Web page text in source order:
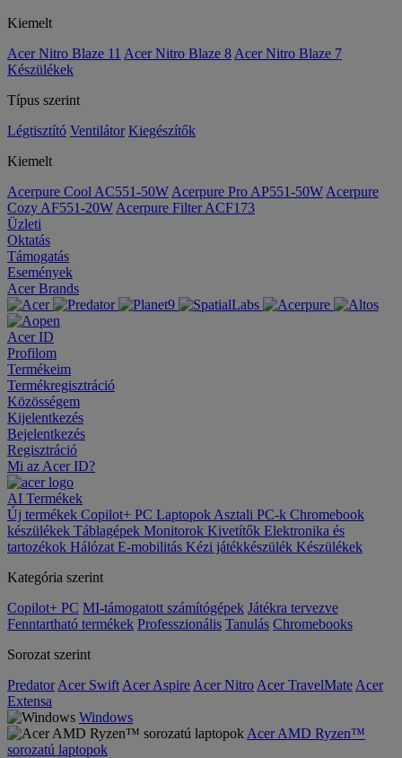
Kiemelt
Acer Nitro Blaze 11 Acer Nitro Blaze 8 Acer Nitro Blaze 7
Készülékek
Típus szerint
Légtisztító Ventilátor Kiegészítők
Kiemelt
Acerpure Cool AC551-50W Acerpure Pro AP551-50W Acerpure
Cozy AF551-20W Acerpure Filter ACF173
Üzleti
Oktatás
Támogatás
Események
Acer Brands
Acer ID
Profilom
Termékeim
Termékregisztráció
Közösségem
Kijelentkezés
Bejelentkezés
Regisztráció
Mi az Acer ID?
AI Termékek
Új termékek Copilot+ PC Laptopok Asztali PC-k Chromebook
készülékek Táblagépek Monitorok Kivetítők Elektronika és
tartozékok Hálózat E-mobilitás Kézi játékkészülék Készülékek
Kategória szerint
Copilot+ PC MI-támogatott számítógépek Játékra tervezve
Fenntartható termékek Professzionális Tanulás Chromebooks
Sorozat szerint
Predator Acer Swift Acer Aspire Acer Nitro Acer TravelMate Acer
Extensa
Windows
Acer AMD Ryzen™
sorozatú laptopok